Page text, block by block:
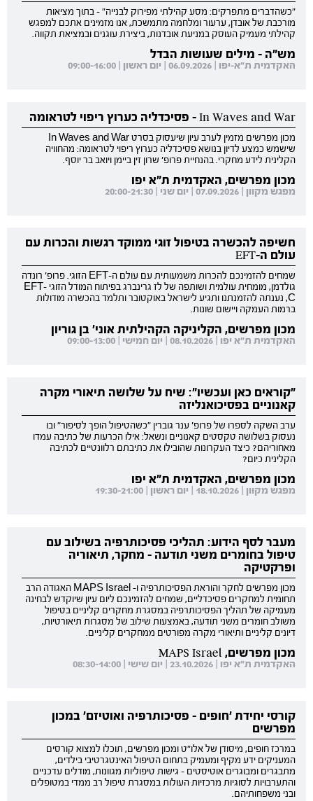
"כשהדברים מתפרקים: מסע קהילתי מפירוק לבנייה" - בתוך מציאות
מורכבת של אובדן, ערעור ומלחמה מתמשכת, אנו מזמינים אתכם למפגש
קהילתי מעמיק העוסק במניעת אובדנות, ביצירת עוגנים ובמציאת תקווה.
מש"ה - מילים שעושות הבדל
האקדמית ת"א-יפו | 06.09.2026 | יום ראשון | 09:00-16:00
In Waves and War - פסיכדליה כערוץ ריפוי לטראומה
מכון מפרשים מזמין לערב עיון שיעסוק בסרט In Waves and War
שישמש כמצע לדיון בנושא פסיכדליה כערוץ ריפוי לטראומה: מהחוויה
הקלינית לידע מחקרי. בהנחיית פרופ' שרון זין ביימן ויואב בר יוסף.
מכון מפרשים, האקדמית ת"א יפו
מפגש מקוון | 07.09.2026 | יום שני | 20:00-21:30
חשיפה להכשרה בטיפול זוגי ממוקד רגשות והכרות עם
עולם ה-EFT
שמחים להזמינכם להכרות משמעותית עם עולם ה-EFT הזוגי. פרופ' רונדה
גולדמן, מומחית עולמית ושותפה של לז גרינברג בפיתוח המודל הזוגי EFT-
C, נענתה להזמנתנו ותגיע לישראל באוקטובר ותלמד בהכשרה מודולות
ברמות העמקה ויישום שונות.
מכון מפרשים, הקליניקה הקהילתית אוני' בן גוריון
האקדמית ת"א יפו | 08.10.2026 | יום חמישי | 09:00-13:00
"קוראים כאן ועכשיו": שיח על שלושה תיאורי מקרה
קאנוניים בפסיכואנליזה
ערב השקה לספרו של פרופ' ענר גוברין "כשהטיפול הופך לסיפור" ובו
נעסוק בשלושה טקסטים קאנוניים ונשאל: אילו הכרעות של כתיבה עמדו
מאחוריהם? כיצד העקרונות שהובילו את כתיבתם רלוונטיים לכתיבה
הקלינית כיום?
מכון מפרשים, האקדמית ת"א יפו
מפגש מקוון | 18.10.2026 | יום ראשון | 19:30-21:00
מעבר לסף הידוע: תהליכי פסיכותרפיה בשילוב עם
טיפול בחומרים משני תודעה - מחקר, תיאוריה
ופרקטיקה
מכון מפרשים לחקר והוראת הפסיכותרפיה ו- MAPS Israel האגודה הרב
תחומית למחקרים פסיכדליים, שמחים להזמינכם ליום עיון שיוקדש לבחינה
מעמיקה של תהליך הפסיכותרפיה במסגרת מחקרים קליניים בטיפול
משולב חומרים משני תודעה, באמצעות שילוב של מסגרות תיאורטיות,
דיונים קליניים ותיאורי מקרה מפורטים ממחקרים קליניים.
מכון מפרשים, MAPS Israel
האקדמית ת"א יפו | 23.10.2026 | יום שישי | 08:30-14:00
קורסי יחידת 'חופים - פסיכותרפיה ואוטיזם' במכון
מפרשים
במרכז חופים, מיסודן של אלו"ט ומכון מפרשים, תוכלו למצוא קורסים
המעניקים ידע מקיף ומעמיק בתחום הטיפול האינטגרטיבי בילדים,
מתבגרים ומבוגרים אוטיסטים - גישות טיפוליות מגוונות, מודלים עדכניים
והתערבויות לסוגיות מרכזיות העולות במסגרת טיפול רב ממדי במטופלים
ובני משפחותיהם.